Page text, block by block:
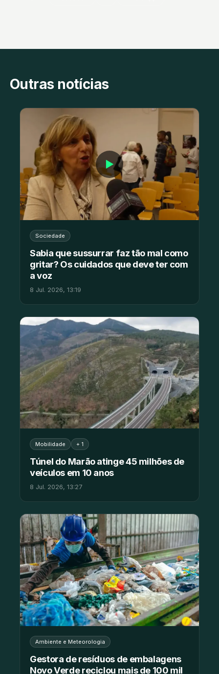
Outras notícias
▶
Sociedade
Sabia que sussurrar faz tão mal como
gritar? Os cuidados que deve ter com
a voz
8 Jul. 2026, 13:19
Mobilidade + 1
Túnel do Marão atinge 45 milhões de
veículos em 10 anos
8 Jul. 2026, 13:27
Ambiente e Meteorologia
Gestora de resíduos de embalagens
Novo Verde reciclou mais de 100 mil